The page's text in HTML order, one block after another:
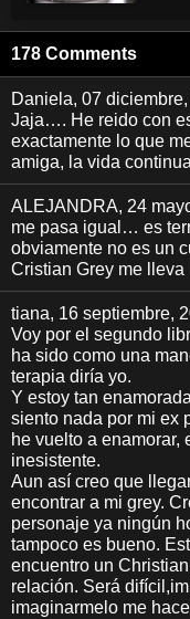
178 Comments
Daniela, 07
Jaja…. He reido con
exactamente lo que
amiga, la vida
ALEJANDRA, 24
me pasa igual… es
obviamente no es un
Cristian Grey me lleva
tiana, 16 septiembre,
Voy por el segundo
ha sido como una
terapia diría yo.
Y estoy tan
siento nada por mi ex
he vuelto a enamorar,
inesistente.
Aun así creo que
encontrar a mi grey.
personaje ya ningún
tampoco es bueno.
encuentro un
relación. Será
imaginarmelo me